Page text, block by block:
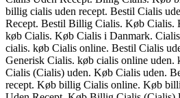
billig cialis uden recept. Bestil Cialis
Recept. Bestil Billig Cialis. Køb Cialis.
køb Cialis. Køb Cialis i Danmark.
cialis. køb Cialis online. Bestil Cialis
Generisk Cialis. køb cialis online
Cialis (Cialis) uden. Køb Cialis uden.
recept. Køb billig Cialis online. Køb